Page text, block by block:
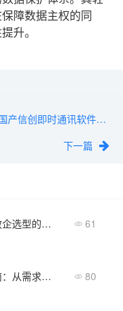
障数据主权的同
升。
什么是国产信创即时通讯软件？与普通IM的核心区别一文看懂
下一篇
什么是国产即时通讯？政企选型的关键维度解析 61
纯内网通讯软件选型指南：从需求到落地的完整流程 80